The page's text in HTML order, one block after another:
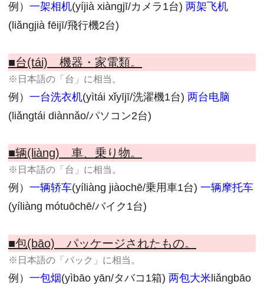
例） 一架相机(yíjià xiàngjī/カメラ1台) 两架飞机
(liǎngjià fēijī/飛行機2台)
■台(tái) 機器・家電類。
※日本語の「台」に相当。
例） 一台洗衣机(yìtái xǐyījī/洗濯機1台) 两台电脑
(liǎngtái diànnǎo/パソコン2台)
■辆(liàng) 車、乗り物。
※日本語の「台」に相当。
例） 一辆轿车(yíliàng jiàochē/乗用車1台) 一辆摩托车
(yíliàng mótuōchē/バイク1台)
■包(bāo) パッケージされたもの。
※日本語の「パック」に相当。
例） 一包烟(yìbāo yān/タバコ1箱) 两包大米 liǎngbāo